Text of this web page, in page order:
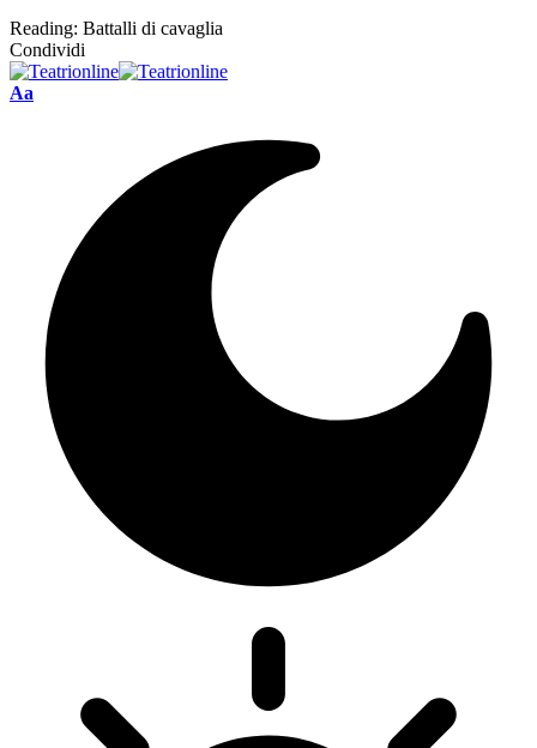
Reading: Battalli di cavaglia
Condividi
Font
Aa